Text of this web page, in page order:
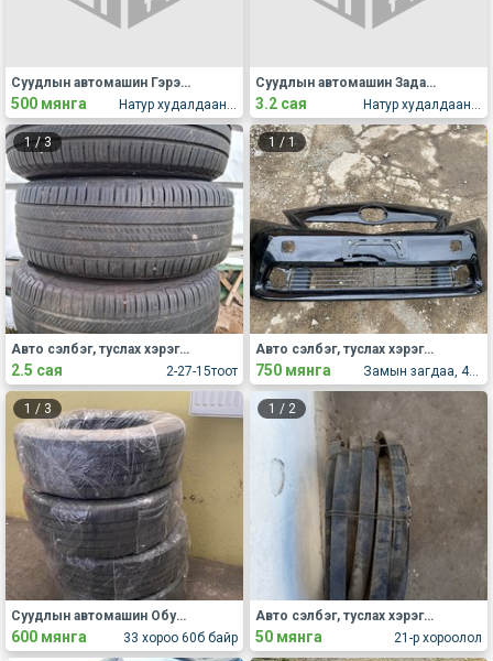
Натур худалдааны төв
Суудлын автомашин Гэрэл, дохио, толь, ламп
500 мянга Натур худалдааны төв
Суудлын автомашин Задаргаа, сэлбэг
3.2 сая
1/3
2-27-15тоот
Авто сэлбэг, туслах хэрэгсэл Бусад
2.5 сая
1 /1
Замын загдаа, 44r байр
Авто сэлбэг, туслах хэрэгсэл Бусад
750 мянга
1 / 3
33 хороо 60б байр
Суудлын автомашин Обуд, дугуй
600 мянга
1 / 2
21-р хороолол
Авто сэлбэг, туслах хэрэгсэл Бусад
50 мянга